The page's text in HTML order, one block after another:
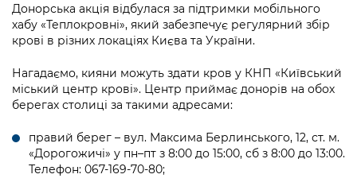
Донорська акція відбулася за підтримки мобільного
хабу «Теплокровні», який забезпечує регулярний збір
крові в різних локаціях Києва та України.
Нагадаємо, кияни можуть здати кров у КНП «Київський
міський центр крові». Центр приймає донорів на обох
берегах столиці за такими адресами:
правий берег – вул. Максима Берлинського, 12, ст. м.
«Дорогожичі» у пн–пт з 8:00 до 15:00, сб з 8:00 до 13:00.
Телефон: 067-169-70-80;